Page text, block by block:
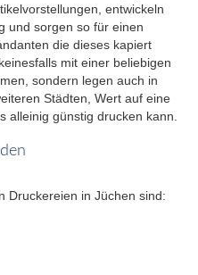
entwickeln
und sorgen so für einen
die dieses kapiert
mit einer beliebigen
sondern legen auch in
Städten, Wert auf eine
alleinig günstig drucken kann.
Druckereien in Jüchen sind: